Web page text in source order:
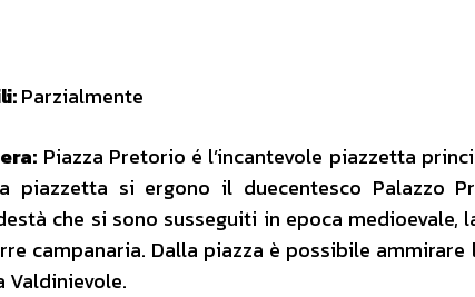
Parzialmente
Piazza Pretorio é l’incantevole piazzetta
piazzetta si ergono il duecentesco Palazzo
che si sono susseguiti in epoca medioevale,
campanaria. Dalla piazza è possibile
Valdinievole.